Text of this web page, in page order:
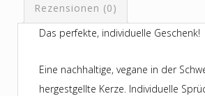
Menge
Rezensionen (0)
Das perfekte, individuelle Geschenk!
Eine nachhaltige, vegane in der
hergestgellte Kerze. Individuelle